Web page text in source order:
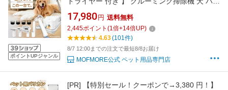
ポイントUPジャンル
カン 猫 トリミング 犬用バリカン 掃除機 ペット
トリミング ブラッシング 抜け毛 1.8L 大容量
12500pa 吸引 4段階調整 1台3役 MOFMORE モ
フモア 【土日もあす楽！返金保証】
17,980 円 送料無料
2,445ポイント (1倍+14倍UP)
4.63(101件)
8/7 12:00までの注文で最短8/8お届け
MOFMORE公式 ペット用品専門店
[PR]
【特別セール！クーポンで→3,380 円！】